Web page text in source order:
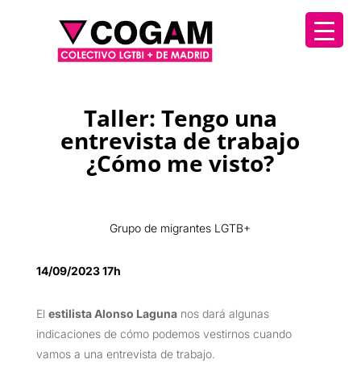
Taller: Tengo una
entrevista de trabajo
¿Cómo me visto?
Grupo de migrantes LGTB+
14/09/2023 17h
El estilista Alonso Lagunanos dará algunas
indicaciones de cómo podemos vestirnos cuando
vamos a una entrevista de trabajo.